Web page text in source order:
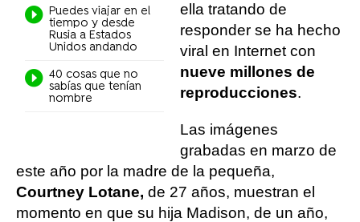
Puedes viajar en el
tiempo y desde
Rusia a Estados
Unidos andando
40 cosas que no
sabías que tenían
nombre
ella tratando de
responder se ha hecho
viral en Internet con
nueve millones de
reproducciones.
Las imágenes
grabadas en marzo de
este año por la madre de la pequeña,
Courtney Lotane, de 27 años, muestran el
momento en que su hija Madison, de un año,